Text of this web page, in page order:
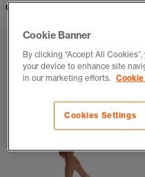
CHF 49,90
Cookie Banner
By clicking “Accept All
your device to enhance site
in our marketing efforts.
Cookies Settings